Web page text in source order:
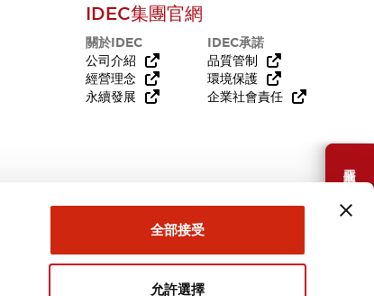
全部接受
允許選擇
需要幫助嗎？
IDEC集團官網
關於IDEC
公司介紹
經營理念
永續發展
IDEC承諾
品質管制
環境保護
企業社會責任